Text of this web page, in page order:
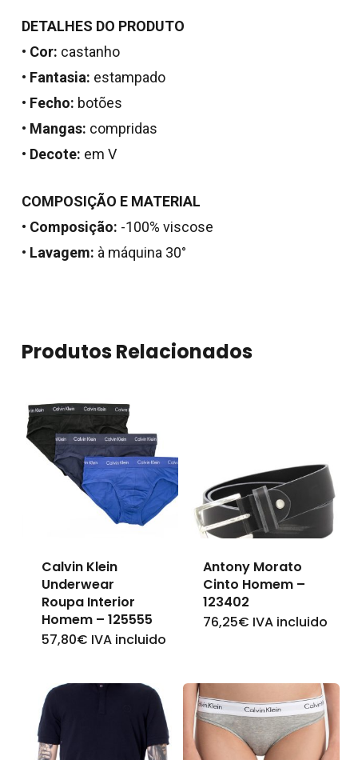
Nenhum produto no
carrinho.
DETALHES DO PRODUTO
• Cor: castanho
• Fantasia: estampado
• Fecho: botões
• Mangas: compridas
• Decote: em V
COMPOSIÇÃO E MATERIAL
• Composição: -100% viscose
• Lavagem: à máquina 30°
Produtos Relacionados
Calvin Klein
Underwear
Roupa Interior
Homem – 125555
57,80€ IVA incluido
This
multiple
variants.
Antony Morato
Cinto Homem –
123402
76,25€ IVA incluido
This
multiple
variants.
The